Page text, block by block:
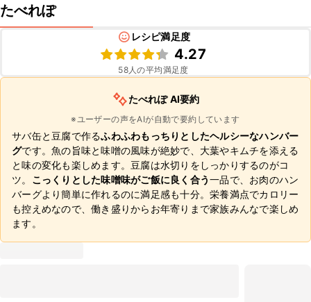
たべれぽ
レシピ満足度
4.27
58人の平均満足度
たべれぽ AI要約
※ユーザーの声をAIが自動で要約しています
サバ缶と豆腐で作るふわふわもっちりとしたヘルシーなハンバー
グです。魚の旨味と味噌の風味が絶妙で、大葉やキムチを添える
と味の変化も楽しめます。豆腐は水切りをしっかりするのがコ
ツ。 こっくりとした味噌味がご飯に良く合う一品で、お肉のハン
バーグより簡単に作れるのに満足感も十分。栄養満点でカロリー
も控えめなので、働き盛りからお年寄りまで家族みんなで楽しめ
ます。